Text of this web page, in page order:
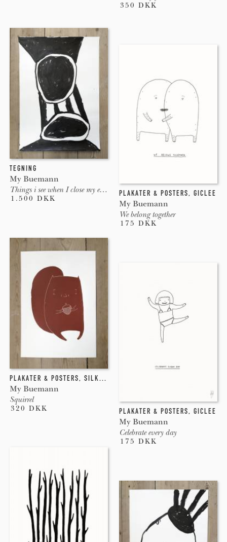
350 DKK
TEGNING
My Buemann
Things i see when I close my eyes #7
1.500 DKK
PLAKATER & POSTERS, GICLEE
My Buemann
We belong together
175 DKK
PLAKATER & POSTERS, SILKETRYK
My Buemann
Squirrel
320 DKK PLAKATER & POSTERS, GICLEE
My Buemann
Celebrate every day
175 DKK